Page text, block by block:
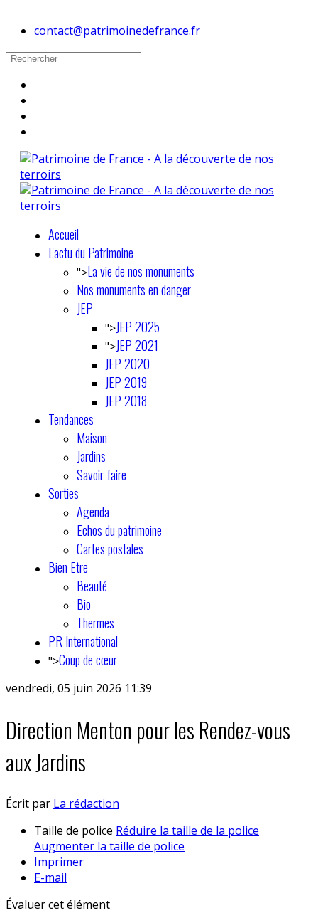
contact@patrimoinedefrance.fr
Accueil
L'actu du Patrimoine
">La vie de nos monuments
Nos monuments en danger
JEP
">JEP 2025
">JEP 2021
JEP 2020
JEP 2019
JEP 2018
Tendances
Maison
Jardins
Savoir faire
Sorties
Agenda
Echos du patrimoine
Cartes postales
Bien Etre
Beauté
Bio
Thermes
PR International
">Coup de cœur
vendredi, 05 juin 2026 11:39
Direction Menton pour les Rendez-vous
aux Jardins
Écrit par La rédaction
Taille de police Réduire la taille de la police
Augmenter la taille de police
Imprimer
E-mail
Évaluer cet élément